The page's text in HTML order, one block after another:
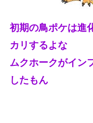
初期の鳥ポケは進
カリするよな
ムクホークがイン
したもん